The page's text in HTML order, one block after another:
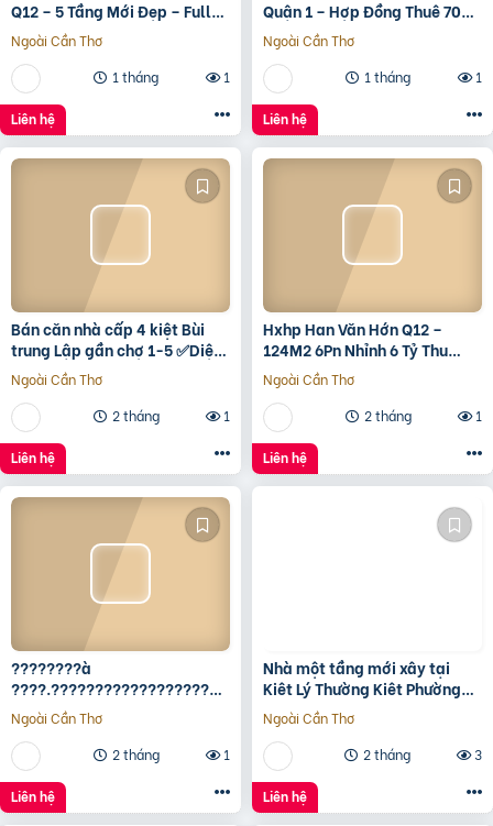
Q12 – 5 Tầng Mới Đẹp – Full
Nội Thất – Giá 7.3 Tỷ
Ngoài Cần Thơ
1 tháng
1
Liên hệ
Quận 1 – Hợp Đồng Thuê 700
Triệu/Tháng – 490 Tỷ
Ngoài Cần Thơ
1 tháng
1
Liên hệ
Bán căn nhà cấp 4 kiệt Bùi
trung Lập gần chợ 1-5 ✅Diện
tích 5*22 ✅Hướng Tây Bắc
✅Đường oto thông
Ngoài Cần Thơ
2 tháng
1
Liên hệ
Hxhp Han Văn Hớn Q12 –
124M2 6Pn Nhỉnh 6 Tỷ Thu
15Tr/Tháng
Ngoài Cần Thơ
2 tháng
1
Liên hệ
????????à
????.????????????????????,
???????????????? ????
ộ???? ????????ấ????, ????
ó???? ???? ????ặ????
????????ề????
????????????, ????????á
????.???? ????ỷ
Ngoài Cần Thơ
2 tháng
1
Liên hệ
Nhà một tầng mới xây tại
Kiêt Lý Thường Kiêt Phường
nam Đông Hà Quảng Trị
Ngoài Cần Thơ
2 tháng
3
Liên hệ